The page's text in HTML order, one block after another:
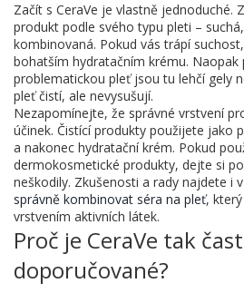
Začít s CeraVe je vlastně jednoduché.
produkt podle svého typu pleti –
kombinovaná. Pokud vás trápí
bohatším hydratačním krému. Naopak
problematickou pleť jsou tu lehčí gely
pleť čistí, ale nevysušují.
Nezapomínejte, že správné vrstvení
účinek. Čistící produkty použijete jako
a nakonec hydratační krém. Pokud
dermokosmetické produkty, dejte si
neškodily. Zkušenosti a rady najdete i
správně kombinovat séra na pleť,
vrstvením aktivních látek.
Proč je CeraVe tak
doporučované?